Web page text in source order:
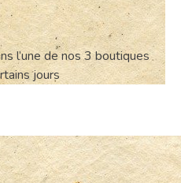
l’une de nos 3 boutiques
jours